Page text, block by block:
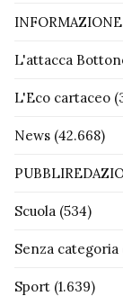
L'attacca
L'Eco cartaceo
News (42.668)
Scuola (534)
Senza categoria
Sport (1.639)